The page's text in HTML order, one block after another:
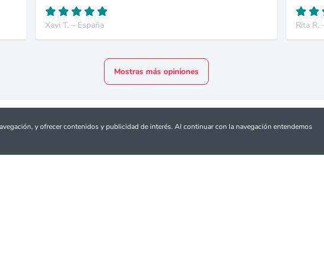
Xavi T. – España Rita R.
Mostras más opiniones
y ofrecer contenidos y publicidad de interés. Al continuar con la navegación entendemos